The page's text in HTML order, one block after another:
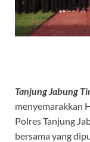
Tanjung Jabung
menyemarakkan
Polres Tanjung
bersama yang